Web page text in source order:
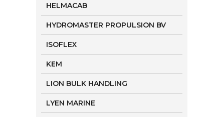
HELMACAB
HYDROMASTER PROPULSION BV
ISOFLEX
KEM
LION BULK HANDLING
LYEN MARINE